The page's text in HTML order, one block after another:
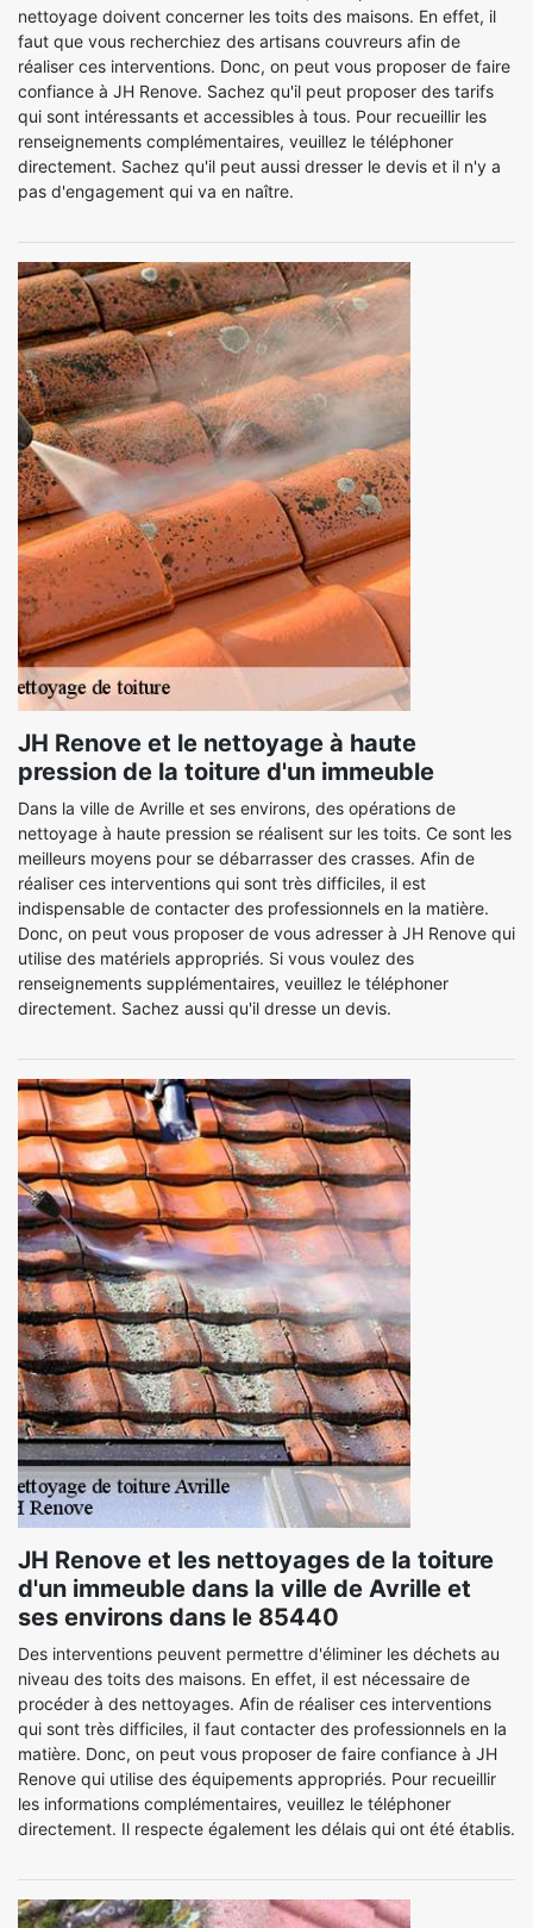
nettoyage doivent concerner les toits des maisons. En effet, il
faut que vous recherchiez des artisans couvreurs afin de
réaliser ces interventions. Donc, on peut vous proposer de faire
confiance à JH Renove. Sachez qu'il peut proposer des tarifs
qui sont intéressants et accessibles à tous. Pour recueillir les
renseignements complémentaires, veuillez le téléphoner
directement. Sachez qu'il peut aussi dresser le devis et il n'y a
pas d'engagement qui va en naître.
JH Renove et le nettoyage à haute
pression de la toiture d'un immeuble
Dans la ville de Avrille et ses environs, des opérations de
nettoyage à haute pression se réalisent sur les toits. Ce sont les
meilleurs moyens pour se débarrasser des crasses. Afin de
réaliser ces interventions qui sont très difficiles, il est
indispensable de contacter des professionnels en la matière.
Donc, on peut vous proposer de vous adresser à JH Renove qui
utilise des matériels appropriés. Si vous voulez des
renseignements supplémentaires, veuillez le téléphoner
directement. Sachez aussi qu'il dresse un devis.
JH Renove et les nettoyages de la toiture
d'un immeuble dans la ville de Avrille et
ses environs dans le 85440
Des interventions peuvent permettre d'éliminer les déchets au
niveau des toits des maisons. En effet, il est nécessaire de
procéder à des nettoyages. Afin de réaliser ces interventions
qui sont très difficiles, il faut contacter des professionnels en la
matière. Donc, on peut vous proposer de faire confiance à JH
Renove qui utilise des équipements appropriés. Pour recueillir
les informations complémentaires, veuillez le téléphoner
directement. Il respecte également les délais qui ont été établis.